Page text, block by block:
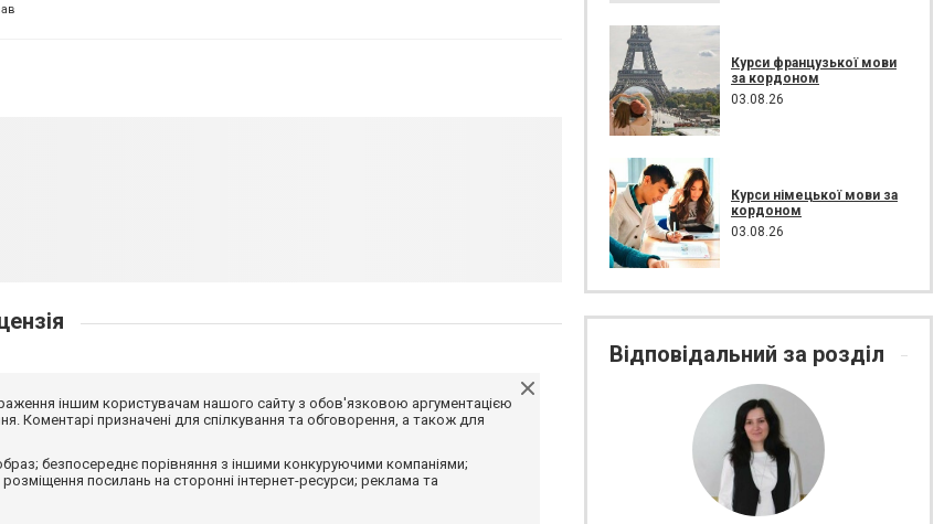
іншим користувачам нашого сайту з обов'язковою аргументацією
Коментарі призначені для спілкування та обговорення, а також для
безпосереднє порівняння з іншими конкуруючими компаніями;
розміщення посилань на сторонні інтернет-ресурси; реклама та
Курси французької мови
за кордоном
03.08.26
Курси німецької мови за
кордоном
03.08.26
Відповідальний за розділ